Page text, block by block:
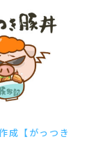
成【がっつき